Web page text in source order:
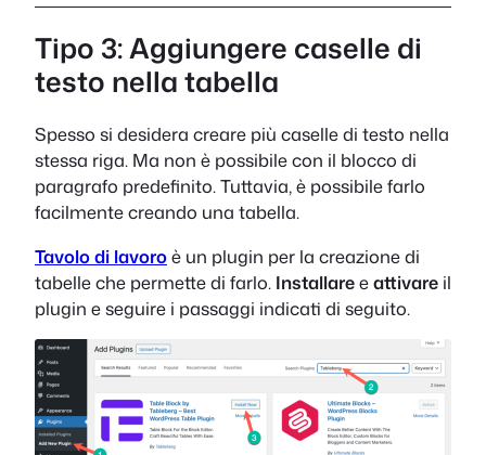
Tipo 3: Aggiungere caselle di
testo nella tabella
Spesso si desidera creare più caselle di testo nella
stessa riga. Ma non è possibile con il blocco di
paragrafo predefinito. Tuttavia, è possibile farlo
facilmente creando una tabella.
Tavolo di lavoroè un plugin per la creazione di
tabelle che permette di farlo. Installareeattivare il
plugin e seguire i passaggi indicati di seguito.